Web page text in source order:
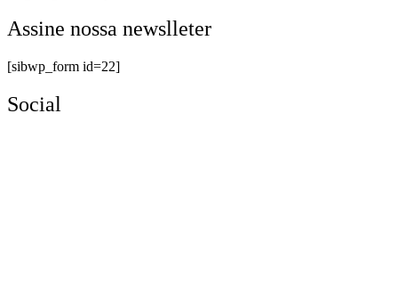
Assine nossa newslleter
[sibwp_form id=22]
Social